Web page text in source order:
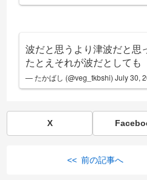
波だと思うより津波だと思
たとえそれが波だとしても
— たかばし (@veg_tkbshi)July 30,
X
<< 前の記事へ